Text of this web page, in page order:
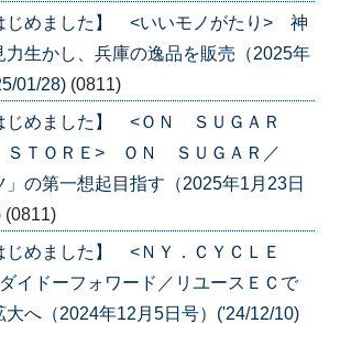
じめました】 <いいモノがたり> 神
力生かし、兵庫の逸品を販売（2025年
01/28) (0811)
じめました】 <ＯＮ ＳＵＧＡＲ
ＳＴＯＲＥ> ＯＮ ＳＵＧＡＲ／
」の第一想起目指す（2025年1月23日
(0811)
じめました】 <ＮＹ．ＣＹＣＬＥ
イドーフォワード／リユースＥＣで
大へ（2024年12月5日号）('24/12/10)